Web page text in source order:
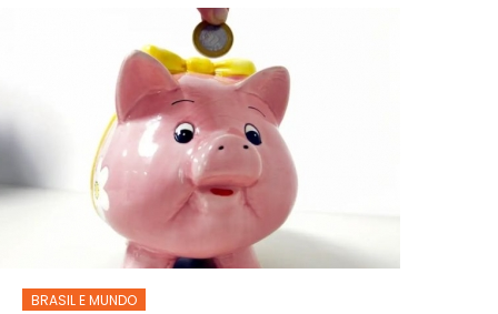
BRASIL E MUNDO